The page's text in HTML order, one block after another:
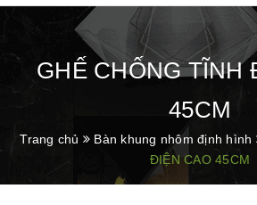
GHẾ CHỐNG TĨNH
45CM
Trang chủ Bàn khung nhôm định hình
ĐIỆN CAO 45CM